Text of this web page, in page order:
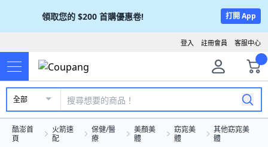
領取您的 $200 首購優惠卷! 打開 App
客服中心
註冊會員
登入
全部
酷澎首
頁
火箭速
配
保健/醫
療
美顏美
體
窈窕美
體
其他窈窕美
體